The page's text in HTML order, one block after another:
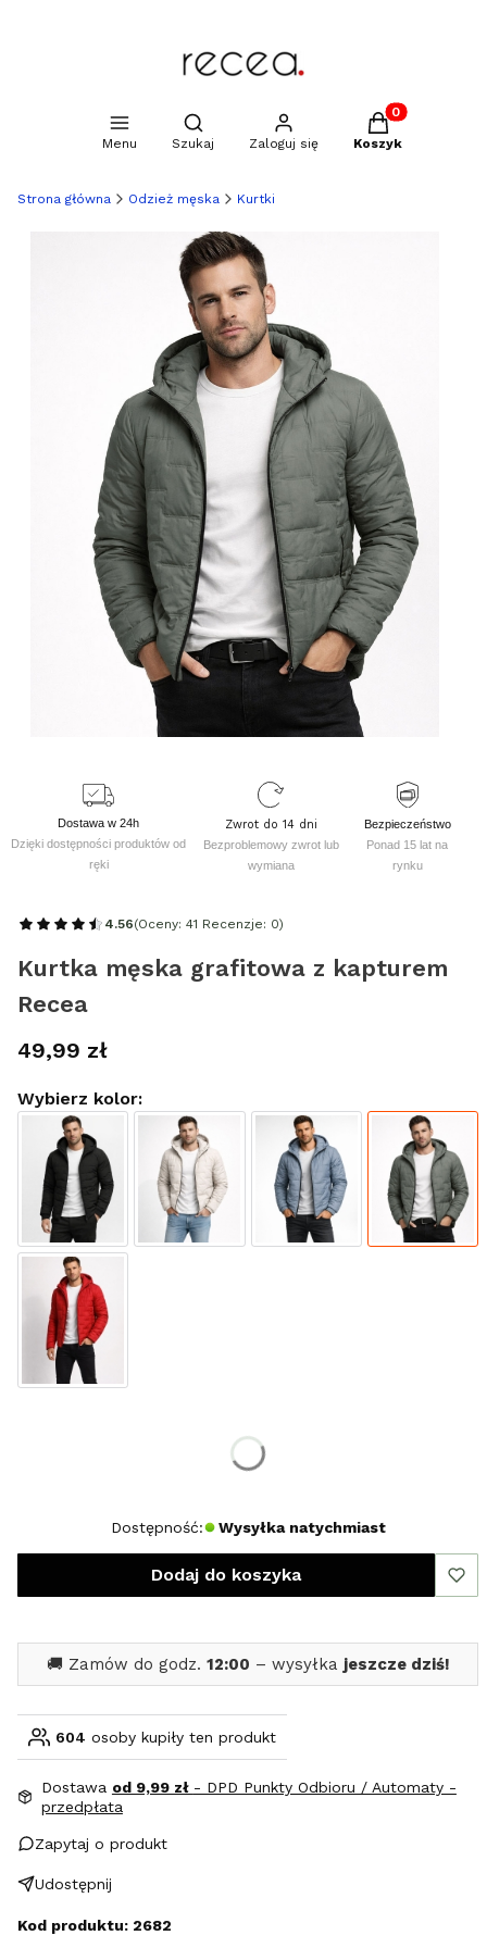
Menu
Otwórz wyszukiwarkę
Szukaj Zaloguj się
Produkty w
Koszyk
Strona główna Odzież męska Kurtki
Dostawa w 24h
Dzięki dostępności produktów od
ręki
Zwrot do 14 dni
Bezproblemowy zwrot lub
wymiana
Bezpieczeństwo
Ponad 15 lat na
rynku
4.56(Oceny: 41 Recenzje: 0)
Kurtka męska grafitowa z kapturem
Recea
Cena
49,99 zł
Wybierz kolor:
Dostępność: Wysyłka natychmiast
Dodaj do koszyka
🚚 Zamów do godz. 12:00 – wysyłka jeszcze dziś!
604 osoby kupiły ten produkt
Dostawa od 9,99 zł - DPD Punkty Odbioru / Automaty -
przedpłata
Zapytaj o produkt
Udostępnij
Kod produktu: 2682